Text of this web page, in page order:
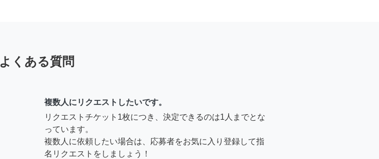
よくある質問
複数人にリクエストしたいです。
リクエストチケット1枚につき、決定できるのは1人までとな
っています。
複数人に依頼したい場合は、応募者をお気に入り登録して指
名リクエストをしましょう！